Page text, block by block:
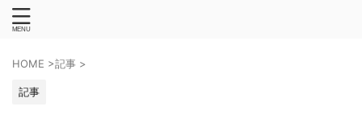
HOME >記事 >
記事